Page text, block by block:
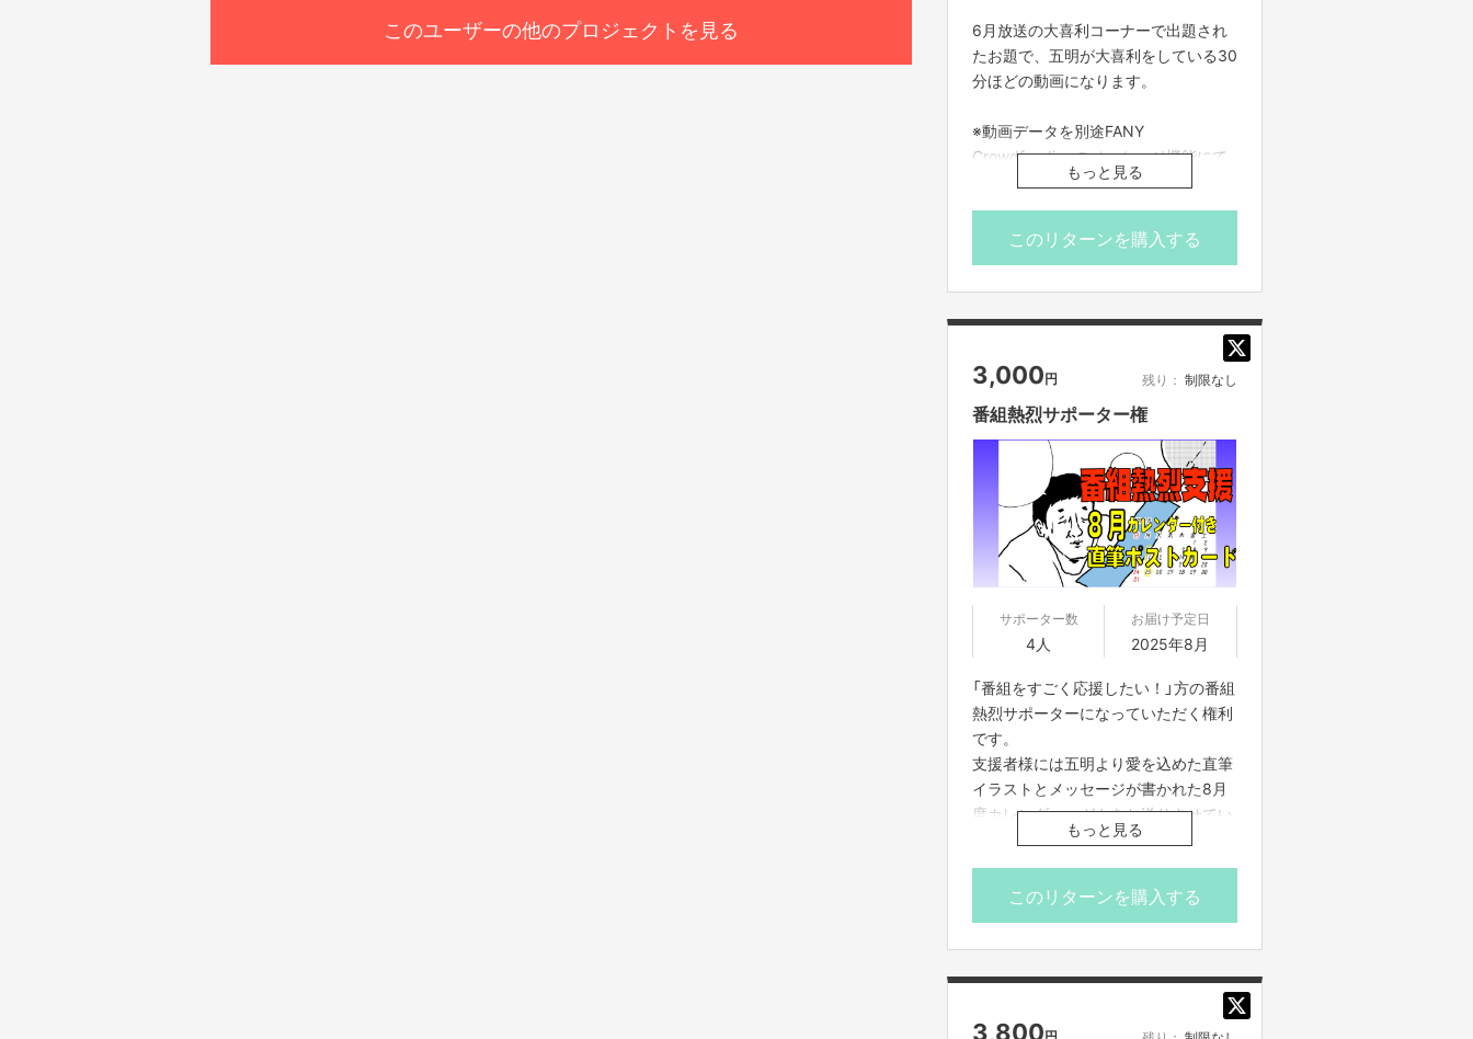
このユーザーの他のプロジェクトを見る
6月放送の大喜利コーナーで出題され
たお題で、五明が大喜利をしている30
分ほどの動画になります。
※動画データを別途FANY
Crowdfundingのメッセージ機能にて
ご案内させていただきます
※公開期間は2025年9月30日までとな
ります
もっと見る
このリターンを購入する
3,000円 残り： 制限なし
番組熱烈サポーター権
サポーター数
4人
お届け予定日
2025年8月
「番組をすごく応援したい！」方の番組
熱烈サポーターになっていただく権利
です。
支援者様には五明より愛を込めた直筆
イラストとメッセージが書かれた8月
度カレンダーハガキをお送りさせてい
※番組制作費に充てさせていただきま
※吹き出しの中に「〇〇さんへ」とお名
前を書かせていただきますので、ご指
もっと見る
このリターンを購入する
3,800